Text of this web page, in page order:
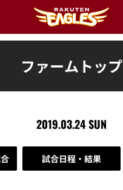
ファームトップ
2019.03.24 SUN
試合日程・結果